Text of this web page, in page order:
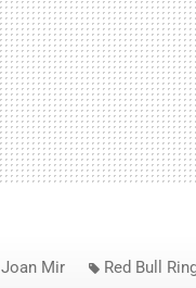
Joan Mir Red Bull